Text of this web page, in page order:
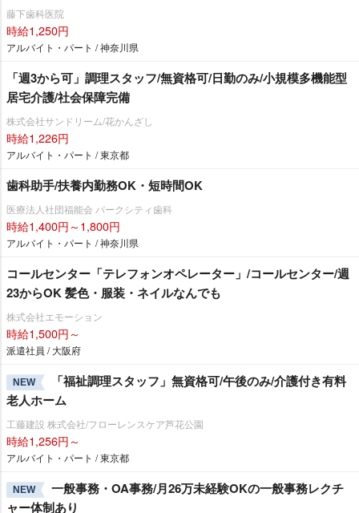
藤下歯科医院
時給1,250円
アルバイト・パート / 神奈川県
「週3から可」調理スタッフ/無資格可/日勤のみ/小規模多機能型
居宅介護/社会保障完備
株式会社サンドリーム/花かんざし
時給1,226円
アルバイト・パート / 東京都
歯科助手/扶養内勤務OK・短時間OK
医療法人社団福能会 パークシティ歯科
時給1,400円～1,800円
アルバイト・パート / 神奈川県
コールセンター「テレフォンオペレーター」/コールセンター/週
23からOK 髪色・服装・ネイルなんでも
株式会社エモーション
時給1,500円～
派遣社員 / 大阪府
NEW
「福祉調理スタッフ」無資格可/午後のみ/介護付き有料
老人ホーム
工藤建設 株式会社/フローレンスケア芦花公園
時給1,256円～
アルバイト・パート / 東京都
NEW
一般事務・OA事務/月26万未経験OKの一般事務レクチ
ャー体制あり